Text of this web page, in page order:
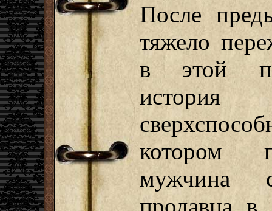
После
тяжело
в этой
котором
мужчина